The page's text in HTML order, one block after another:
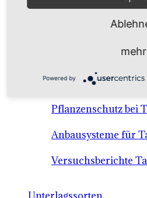
Anbausysteme & Recht
Tafeltrauben A-Z
Tafeltraubenanbau
Voraussetzungen
Pflanzenschutz bei
Anbausysteme für
Versuchsberichte
mehr
Powered by